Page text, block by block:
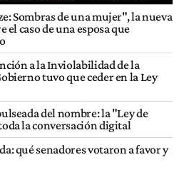
Sombras de una mujer", la nueva
caso de una esposa que
a la Inviolabilidad de la
tuvo que ceder en la Ley
del nombre: la "Ley de
la conversación digital
qué senadores votaron a favor y